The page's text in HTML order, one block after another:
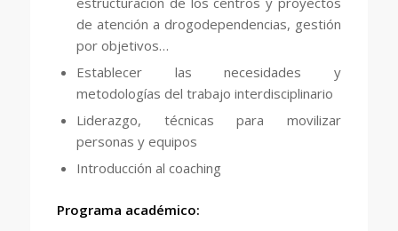
de atención a drogodependencias, gestión
por objetivos…
Establecer las necesidades y
metodologías del trabajo interdisciplinario
Liderazgo, técnicas para movilizar
personas y equipos
Introducción al coaching
Programa académico: